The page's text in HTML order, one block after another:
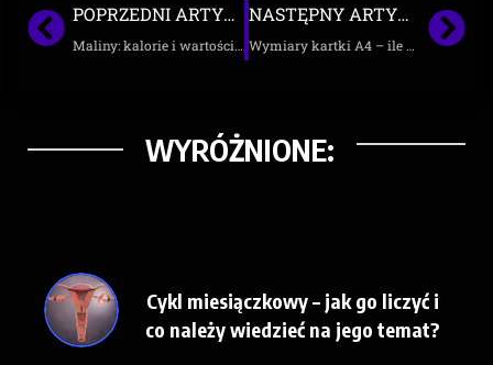
POPRZEDNI ARTYKUŁ
Maliny: kalorie i wartości odżywcze w owocach
NASTĘPNY ARTYKUŁ
Wymiary kartki A4 – ile wynoszą i jakie znaczenie mają w codziennym życiu
WYRÓŻNIONE:
Cykl miesiączkowy – jak go liczyć i
co należy wiedzieć na jego temat?